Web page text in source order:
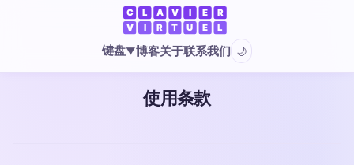
键盘▼博客关于联系我们 🌙
使用条款